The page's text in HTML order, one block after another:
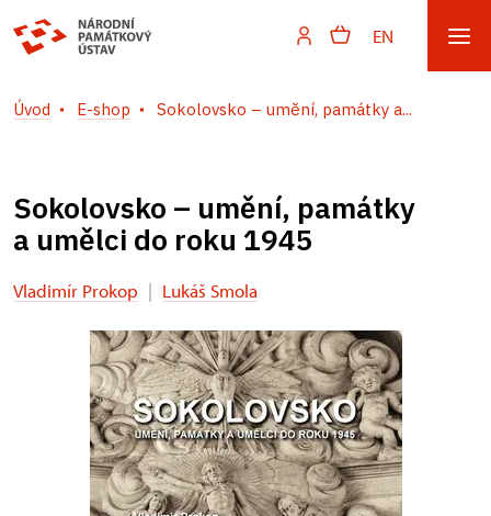
EN
Úvod E-shop Sokolovsko – umění, památky a...
Sokolovsko – umění, památky
a umělci do roku 1945
Vladimír Prokop | Lukáš Smola